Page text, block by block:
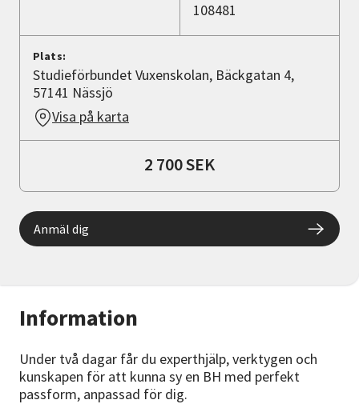
Information
Under två dagar får du experthjälp, verktygen och
kunskapen för att kunna sy en BH med perfekt
passform, anpassad för dig.
108481
Plats:
Studieförbundet Vuxenskolan, Bäckgatan 4,
57141 Nässjö
Visa på karta
2 700 SEK
Anmäl dig